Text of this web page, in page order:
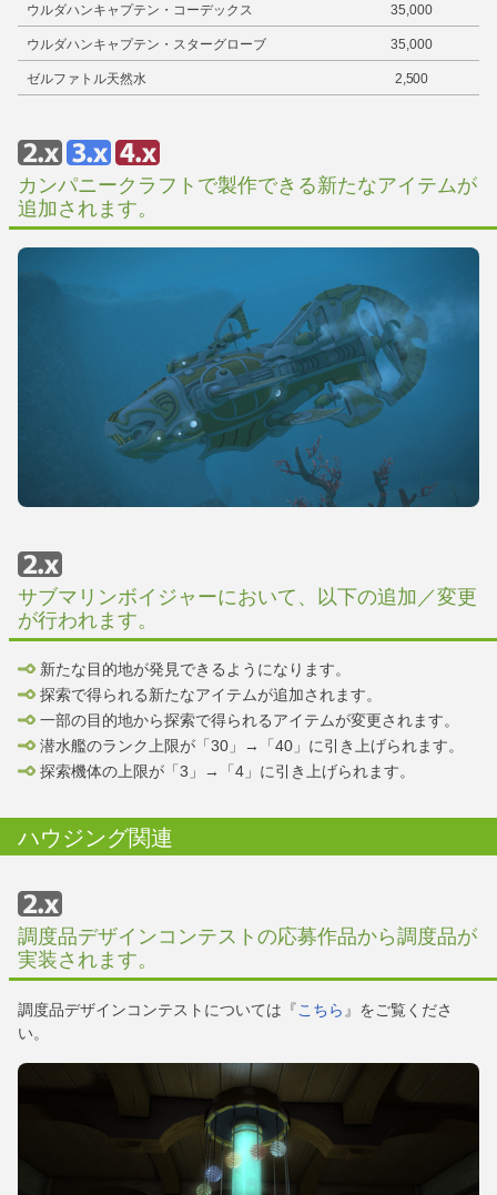
ウルダハンキャプテン・コーデックス 35,000
ウルダハンキャプテン・スターグローブ 35,000
ゼルファトル天然水 2,500
カンパニークラフトで製作できる新たなアイテムが
追加されます。
サブマリンボイジャーにおいて、以下の追加／変更
が行われます。
新たな目的地が発見できるようになります。
探索で得られる新たなアイテムが追加されます。
一部の目的地から探索で得られるアイテムが変更されます。
潜水艦のランク上限が「30」→「40」に引き上げられます。
探索機体の上限が「3」→「4」に引き上げられます。
ハウジング関連
調度品デザインコンテストの応募作品から調度品が
実装されます。
調度品デザインコンテストについては『こちら 』をご覧くださ
い。